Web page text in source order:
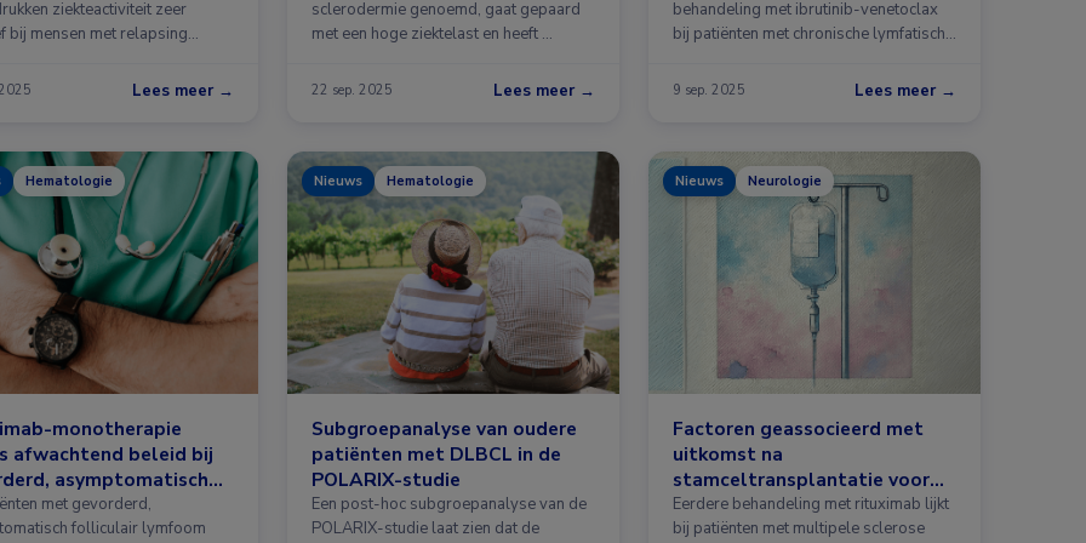
ziekteactiviteit zeer
bij mensen met relapsing
Lees meer →
sclerodermie genoemd, gaat gepaard
met een hoge ziektelast en heeft …
22 sep. 2025 Lees meer →
behandeling met ibrutinib-venetoclax
bij patiënten met chronische lymfatische
9 sep. 2025 Lees meer →
Hematologie
monotherapie
afwachtend beleid bij
asymptomatisch
met gevorderd,
folliculair lymfoom
Nieuws Hematologie
Subgroepanalyse van oudere
patiënten met DLBCL in de
POLARIX-studie
Een post-hoc subgroepanalyse van de
POLARIX-studie laat zien dat de
Nieuws Neurologie
Factoren geassocieerd met
uitkomst na
stamceltransplantatie voor
MS
Eerdere behandeling met rituximab lijkt
bij patiënten met multipele sclerose